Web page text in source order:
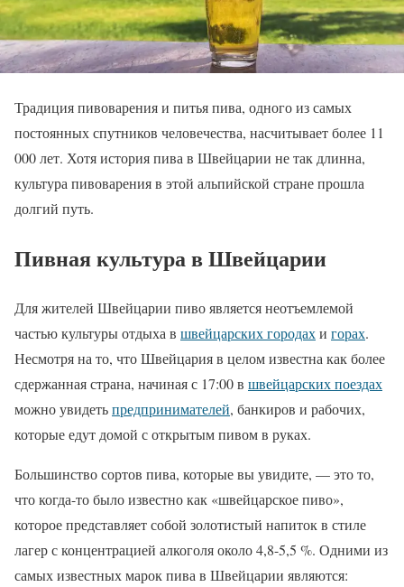
Традиция пивоварения и питья пива, одного из самых
постоянных спутников человечества, насчитывает более 11
000 лет. Хотя история пива в Швейцарии не так длинна,
культура пивоварения в этой альпийской стране прошла
долгий путь.
Пивная культура в Швейцарии
Для жителей Швейцарии пиво является неотъемлемой
частью культуры отдыха в швейцарских городахи горах.
Несмотря на то, что Швейцария в целом известна как более
сдержанная страна, начиная с 17:00 в швейцарских поездах
можно увидетьпредпринимателей, банкиров и рабочих,
которые едут домой с открытым пивом в руках.
Большинство сортов пива, которые вы увидите, — это то,
что когда-то было известно как «швейцарское пиво»,
которое представляет собой золотистый напиток в стиле
лагер с концентрацией алкоголя около 4,8-5,5 %. Одними из
самых известных марок пива в Швейцарии являются: